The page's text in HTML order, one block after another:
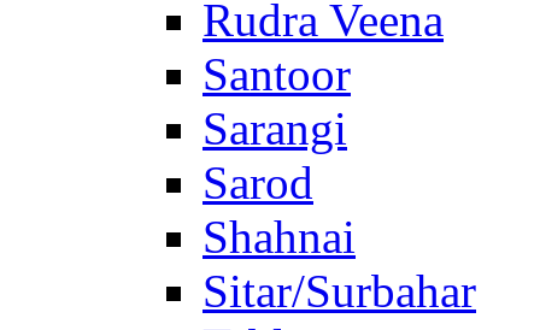
Rudra Veena
Santoor
Sarangi
Sarod
Shahnai
Sitar/Surbahar